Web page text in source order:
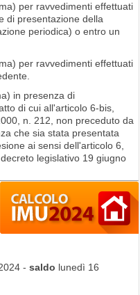
per ravvedimenti effettuati
di presentazione della
periodica) o entro un
per ravvedimenti effettuati
in presenza di
di cui all'articolo 6-bis,
n. 212, non preceduto da
che sia stata presentata
ai sensi dell'articolo 6,
legislativo 19 giugno
- saldo lunedì 16